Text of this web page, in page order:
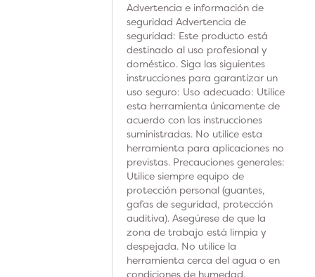
Advertencia e información de
seguridad Advertencia de
seguridad: Este producto está
destinado al uso profesional y
doméstico. Siga las siguientes
instrucciones para garantizar un
uso seguro: Uso adecuado: Utilice
esta herramienta únicamente de
acuerdo con las instrucciones
suministradas. No utilice esta
herramienta para aplicaciones no
previstas. Precauciones generales:
Utilice siempre equipo de
protección personal (guantes,
gafas de seguridad, protección
auditiva). Asegúrese de que la
zona de trabajo está limpia y
despejada. No utilice la
herramienta cerca del agua o en
condiciones de humedad.